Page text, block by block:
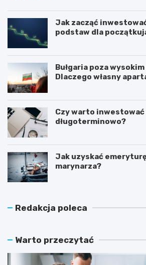
Jak zacząć
podstaw dla
Bułgaria poza
Dlaczego własny
Czy warto inwestować
długoterminowo?
Jak uzyskać
marynarza?
Redakcja poleca
Warto przeczytać